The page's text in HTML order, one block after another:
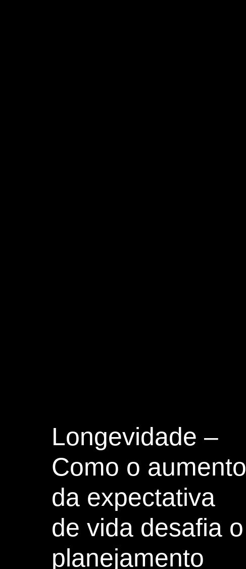
Longevidade –
Como o aumento
da expectativa
de vida desafia o
planejamento